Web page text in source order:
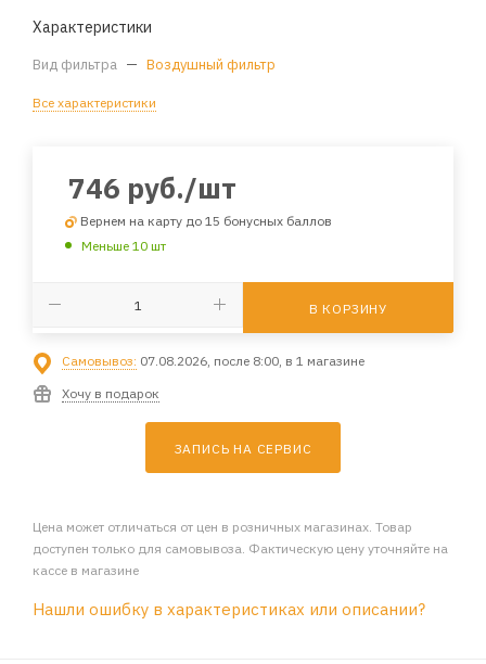
Характеристики
Вид фильтра — Воздушный фильтр
Все характеристики
746 руб./шт
Вернем на карту до 15 бонусных баллов
Меньше 10 шт
В КОРЗИНУ
Самовывоз: 07.08.2026, после 8:00, в 1 магазине
Хочу в подарок
ЗАПИСЬ НА СЕРВИС
Цена может отличаться от цен в розничных магазинах. Товар
доступен только для самовывоза. Фактическую цену уточняйте на
кассе в магазине
Нашли ошибку в характеристиках или описании?